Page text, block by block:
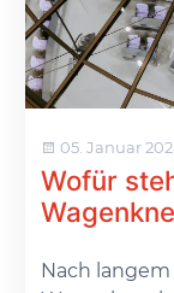
05. Januar
Wofür
Nach